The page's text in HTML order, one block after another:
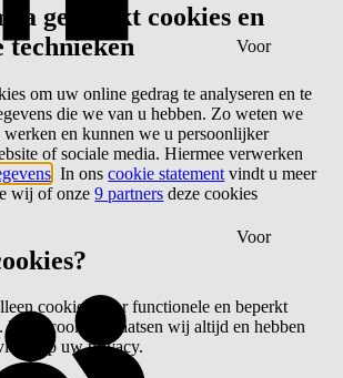
Voor
Voor
gebruikt cookies en
technieken
om uw online gedrag te analyseren en te
die we van u hebben. Zo weten we
werken en kunnen we u persoonlijker
of sociale media. Hiermee verwerken
. In onscookie statement vindt u meer
wij of onze9 partners deze cookies
cookies voor functionele en beperkt
Deze cookies plaatsen wij altijd en hebben
op uw privacy.